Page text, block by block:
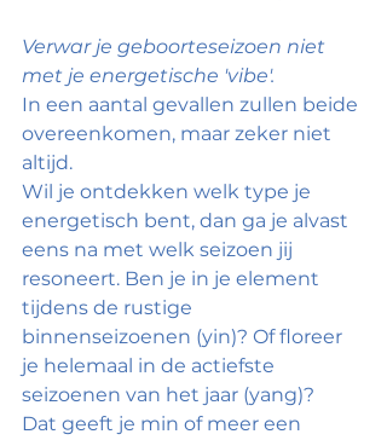
Verwar je geboorteseizoen niet
met je energetische 'vibe'.
In een aantal gevallen zullen beide
overeenkomen, maar zeker niet
altijd.
Wil je ontdekken welk type je
energetisch bent, dan ga je alvast
eens na met welk seizoen jij
resoneert. Ben je in je element
tijdens de rustige
binnenseizoenen (yin)? Of floreer
je helemaal in de actiefste
seizoenen van het jaar (yang)?
Dat geeft je min of meer een